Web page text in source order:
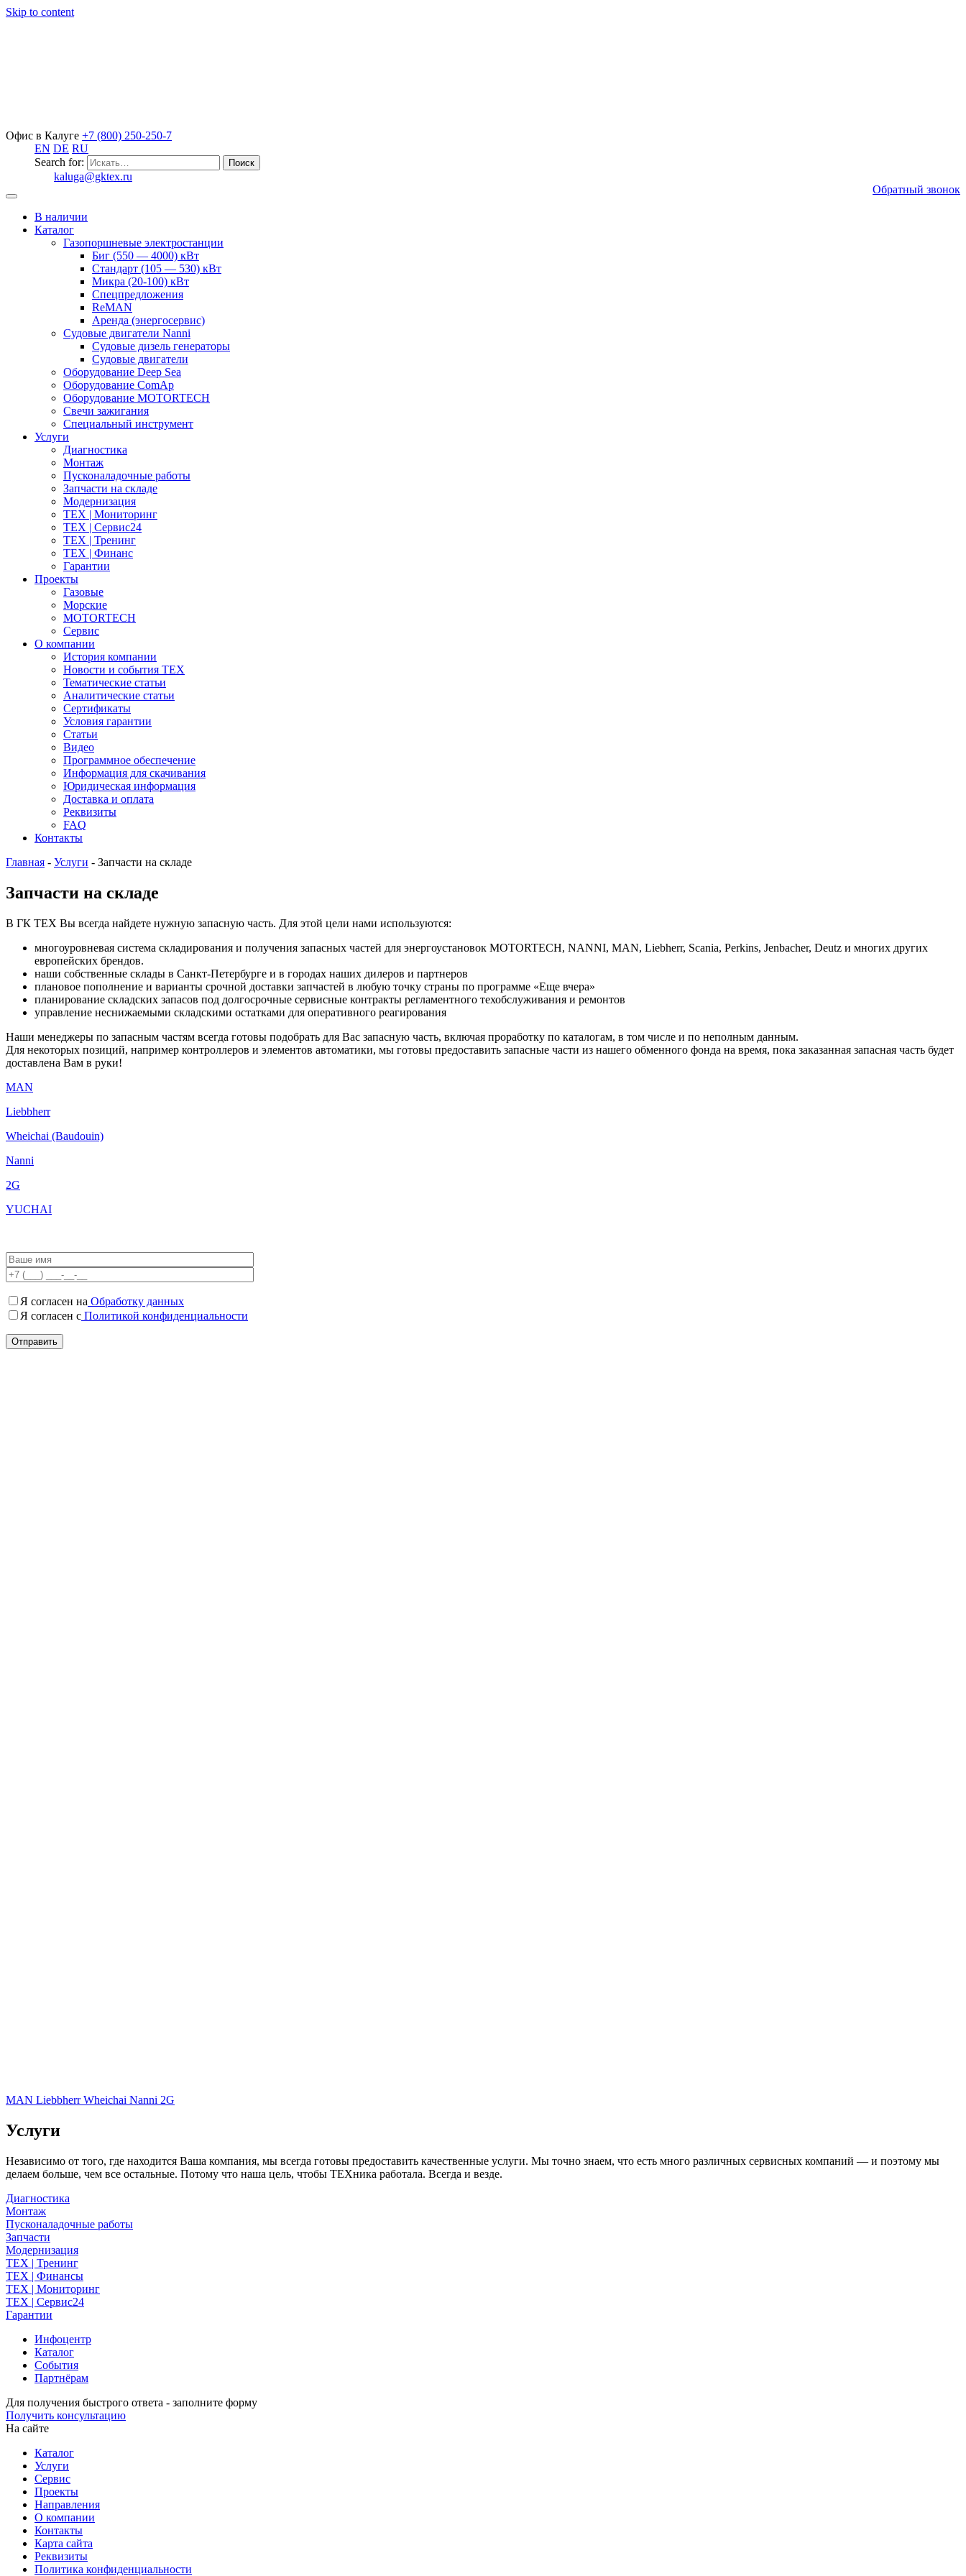
Skip to content
Офис в Калуге +7 (800) 250-250-7
EN DE RU
Search for:
kaluga@gktex.ru
Обратный звонок
В наличии
Каталог
Газопоршневые электростанции
Биг (550 — 4000) кВт
Стандарт (105 — 530) кВт
Микра (20-100) кВт
Спецпредложения
ReMAN
Аренда (энергосервис)
Судовые двигатели Nanni
Судовые дизель генераторы
Судовые двигатели
Оборудование Deep Sea
Оборудование ComAp
Оборудование MOTORTECH
Свечи зажигания
Специальный инструмент
Услуги
Диагностика
Монтаж
Пусконаладочные работы
Запчасти на складе
Модернизация
ТЕХ | Мониторинг
ТЕХ | Сервис24
ТЕХ | Тренинг
ТЕХ | Финанс
Гарантии
Проекты
Газовые
Морские
MOTORTECH
Сервис
О компании
История компании
Новости и события ТЕХ
Тематические статьи
Аналитические статьи
Сертификаты
Условия гарантии
Статьи
Видео
Программное обеспечение
Информация для скачивания
Юридическая информация
Доставка и оплата
Реквизиты
FAQ
Контакты
Главная - Услуги - Запчасти на складе
Запчасти на складе
В ГК ТЕХ Вы всегда найдете нужную запасную часть. Для этой цели нами используются:
многоуровневая система складирования и получения запасных частей для энергоустановок MOTORTECH, NANNI, MAN, Liebherr, Scania, Perkins, Jenbacher, Deutz и многих других
европейских брендов.
наши собственные склады в Санкт-Петербурге и в городах наших дилеров и партнеров
плановое пополнение и варианты срочной доставки запчастей в любую точку страны по программе «Еще вчера»
планирование складских запасов под долгосрочные сервисные контракты регламентного техобслуживания и ремонтов
управление неснижаемыми складскими остатками для оперативного реагирования
Наши менеджеры по запасным частям всегда готовы подобрать для Вас запасную часть, включая проработку по каталогам, в том числе и по неполным данным.
Для некоторых позиций, например контроллеров и элементов автоматики, мы готовы предоставить запасные части из нашего обменного фонда на время, пока заказанная запасная часть будет
доставлена Вам в руки!
MAN
Liebbherr
Wheichai (Baudouin)
Nanni
2G
YUCHAI
Я согласен на Обработку данных
Я согласен c Политикой конфиденциальности
MAN LiebbherrWheichai Nanni 2G
Услуги
Независимо от того, где находится Ваша компания, мы всегда готовы предоставить качественные услуги. Мы точно знаем, что есть много различных сервисных компаний — и поэтому мы
делаем больше, чем все остальные. Потому что наша цель, чтобы ТЕХника работала. Всегда и везде.
Диагностика
Монтаж
Пусконаладочные работы
Запчасти
Модернизация
TEX | Тренинг
TEX | Финансы
TEX | Мониторинг
TEX | Сервис24
Гарантии
Инфоцентр
Каталог
События
Партнёрам
Для получения быстрого ответа - заполните форму
Получить консультацию
На сайте
Каталог
Услуги
Сервис
Проекты
Направления
О компании
Контакты
Карта сайта
Реквизиты
Политика конфиденциальности